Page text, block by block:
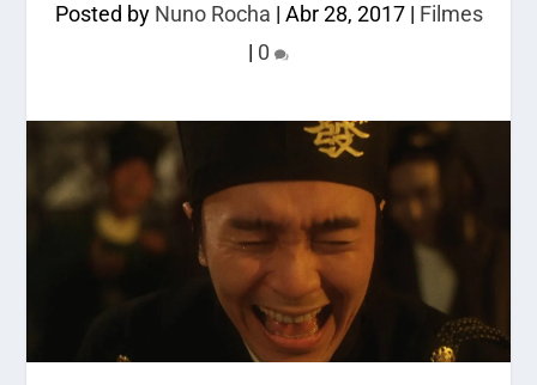
Posted by Nuno Rocha | Abr 28, 2017| Filmes
| 0